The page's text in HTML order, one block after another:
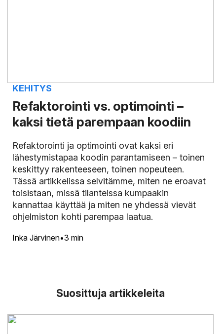
Refaktorointi vs. optimointi –
kaksi tietä parempaan koodiin
KEHITYS
3 min
Refaktorointi ja optimointi ovat kaksi eri
lähestymistapaa koodin parantamiseen – toinen
keskittyy rakenteeseen, toinen nopeuteen.
Tässä artikkelissa selvitämme, miten ne eroavat
toisistaan, missä tilanteissa kumpaakin
kannattaa käyttää ja miten ne yhdessä vievät
ohjelmiston kohti parempaa laatua.
Inka Järvinen
Suosittuja artikkeleita